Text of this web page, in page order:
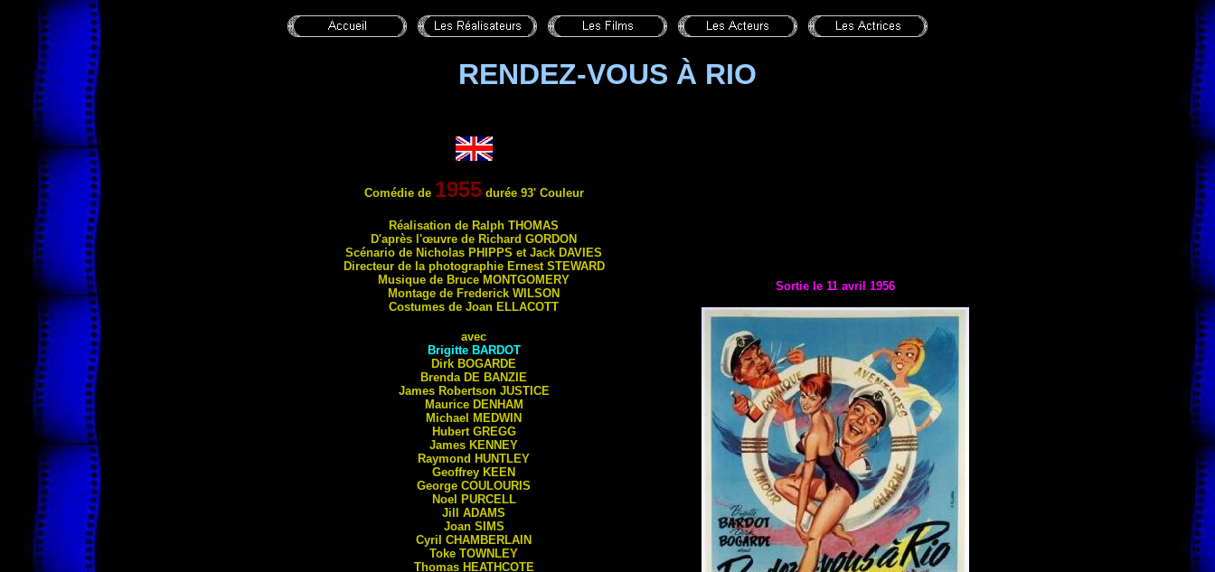
RENDEZ-VOUS À RIO
Comédie de 1955durée 93' Couleur
Réalisation de Ralph THOMAS
D'après l'œuvre de Richard GORDON
Scénario de Nicholas PHIPPS et Jack DAVIES
Directeur de la photographie Ernest STEWARD
Musique de Bruce MONTGOMERY
Montage de Frederick WILSON
Costumes de Joan ELLACOTT
avec
Brigitte BARDOT
Dirk BOGARDE
Brenda DE BANZIE
James Robertson JUSTICE
Maurice DENHAM
Michael
MEDWIN
Hubert GREGG
James KENNEY
Raymond HUNTLEY
Geoffrey KEEN
George COULOURIS
Noel
PURCELL
Jill ADAMS
Joan SIMS
Cyril CHAMBERLAIN
Toke TOWNLEY
Thomas HEATHCOTE
Sortie le 11 avril 1956